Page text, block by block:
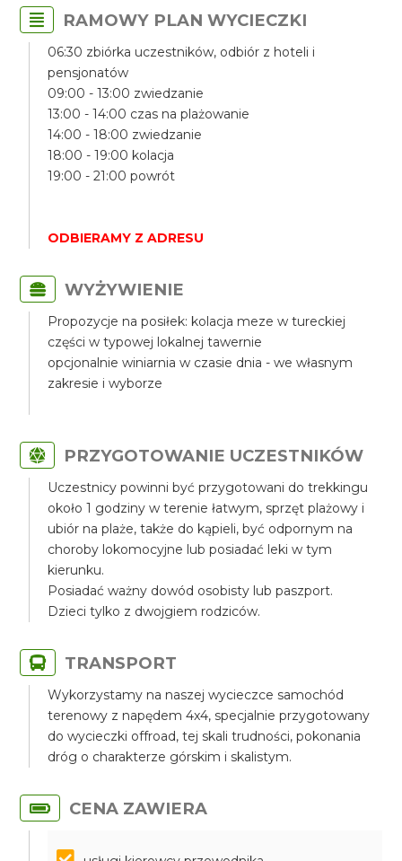
RAMOWY PLAN WYCIECZKI
06:30 zbiórka uczestników, odbiór z hoteli i
pensjonatów
09:00 - 13:00 zwiedzanie
13:00 - 14:00 czas na plażowanie
14:00 - 18:00 zwiedzanie
18:00 - 19:00 kolacja
19:00 - 21:00 powrót
ODBIERAMY Z ADRESU
WYŻYWIENIE
Propozycje na posiłek: kolacja meze w tureckiej
części w typowej lokalnej tawernie
opcjonalnie winiarnia w czasie dnia - we własnym
zakresie i wyborze
PRZYGOTOWANIE UCZESTNIKÓW
Uczestnicy powinni być przygotowani do trekkingu
około 1 godziny w terenie łatwym, sprzęt plażowy i
ubiór na plaże, także do kąpieli, być odpornym na
choroby lokomocyjne lub posiadać leki w tym
kierunku.
Posiadać ważny dowód osobisty lub paszport.
Dzieci tylko z dwojgiem rodziców.
TRANSPORT
Wykorzystamy na naszej wycieczce samochód
terenowy z napędem 4x4, specjalnie przygotowany
do wycieczki offroad, tej skali trudności, pokonania
dróg o charakterze górskim i skalistym.
CENA ZAWIERA